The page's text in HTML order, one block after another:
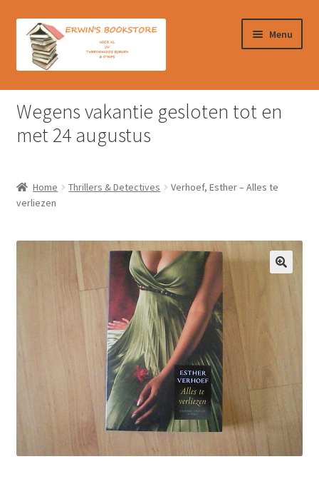
door
naar
naar
Menu
Home
Afrekenen
Contact
Verzendkosten & Ophalen boeken
Winkelmand
Wegens vakantie gesloten tot en
met 24 augustus
Home Thrillers & Detectives
Verhoef, Esther – Alles te
verliezen